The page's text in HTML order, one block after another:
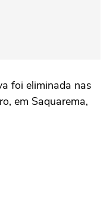
foi eliminada nas
em Saquarema,